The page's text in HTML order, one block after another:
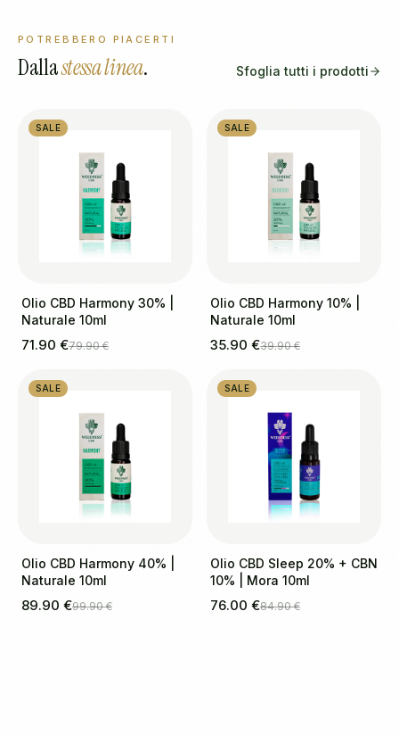
POTREBBERO PIACERTI
Dallastessa linea. Sfoglia tutti i prodotti
SALE
Olio CBD Harmony 30% |
Naturale 10ml
71.90 €79.90 €
SALE
Olio CBD Harmony 10% |
Naturale 10ml
35.90 €39.90 €
SALE
Olio CBD Harmony 40% |
Naturale 10ml
89.90 €99.90 €
SALE
Olio CBD Sleep 20% + CBN
10% | Mora 10ml
76.00 €84.90 €